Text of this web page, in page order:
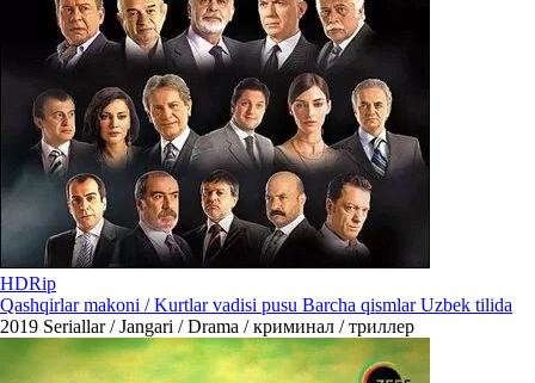
HDRip
Qashqirlar makoni / Kurtlar vadisi pusu Barcha qismlar Uzbek tilida
2019 Seriallar / Jangari / Drama / криминал / триллер